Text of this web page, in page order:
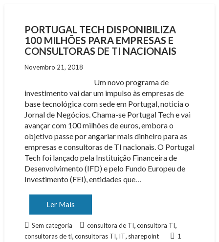
PORTUGAL TECH DISPONIBILIZA
100 MILHÕES PARA EMPRESAS E
CONSULTORAS DE TI NACIONAIS
Novembro 21, 2018
Um novo programa de
investimento vai dar um impulso às empresas de
base tecnológica com sede em Portugal, noticia o
Jornal de Negócios. Chama-se Portugal Tech e vai
avançar com 100 milhões de euros, embora o
objetivo passe por angariar mais dinheiro para as
empresas e consultoras de TI nacionais. O Portugal
Tech foi lançado pela Instituição Financeira de
Desenvolvimento (IFD) e pelo Fundo Europeu de
Investimento (FEI), entidades que…
Ler Mais
Sem categoria consultora de TI consultora TI
consultoras de ti, consultoras TI IT sharepoint
1